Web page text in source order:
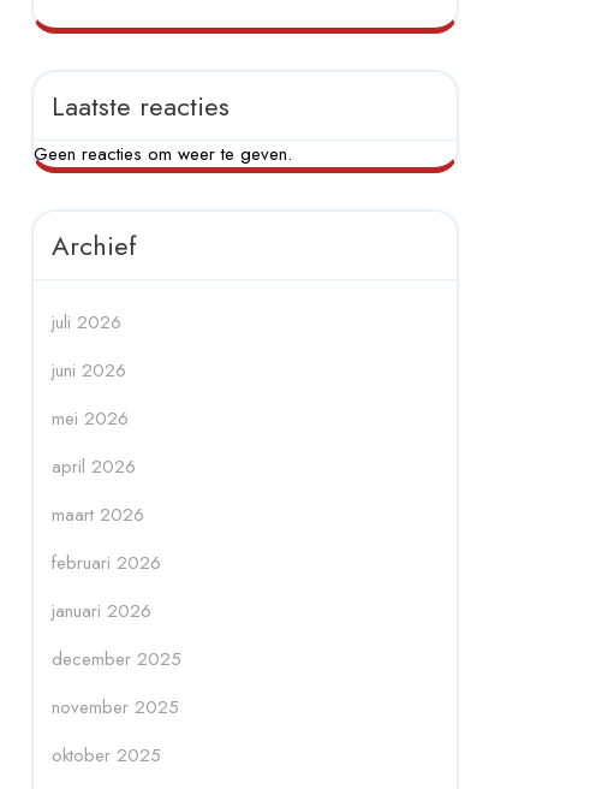
Laatste reacties
Geen reacties om weer te geven.
Archief
juli 2026
juni 2026
mei 2026
april 2026
maart 2026
februari 2026
januari 2026
december 2025
november 2025
oktober 2025